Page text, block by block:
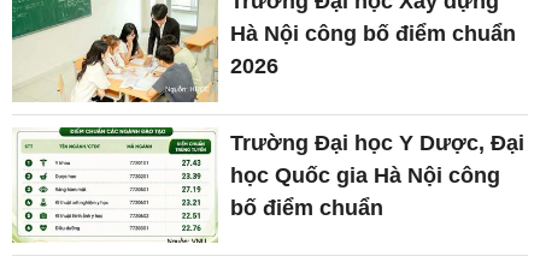
Hà Nội công bố điểm chuẩn
2026
Trường Đại học Y Dược, Đại
học Quốc gia Hà Nội công
bố điểm chuẩn